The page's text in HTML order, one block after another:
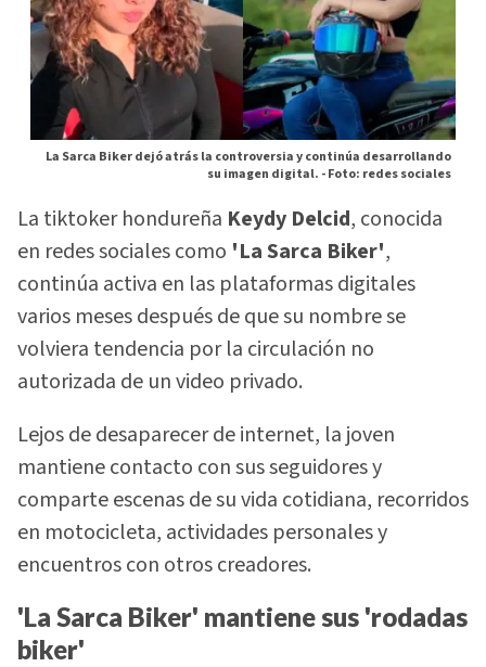
La Sarca Biker dejó atrás la controversia y continúa desarrollando
su imagen digital. -Foto: redes sociales
La tiktoker hondureña Keydy Delcid, conocida
en redes sociales como 'La Sarca Biker',
continúa activa en las plataformas digitales
varios meses después de que su nombre se
volviera tendencia por la circulación no
autorizada de un video privado.
Lejos de desaparecer de internet, la joven
mantiene contacto con sus seguidores y
comparte escenas de su vida cotidiana, recorridos
en motocicleta, actividades personales y
encuentros con otros creadores.
'La Sarca Biker' mantiene sus 'rodadas
biker'